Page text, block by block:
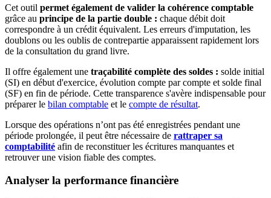
Cet outil permet également de valider la cohérence comptable
grâce au principe de la partie double : chaque débit doit
correspondre à un crédit équivalent. Les erreurs d'imputation, les
doublons ou les oublis de contrepartie apparaissent rapidement lors
de la consultation du grand livre.
Il offre également une traçabilité complète des soldes : solde initial
(SI) en début d'exercice, évolution compte par compte et solde final
(SF) en fin de période. Cette transparence s'avère indispensable pour
préparer le bilan comptable et le compte de résultat.
Lorsque des opérations n’ont pas été enregistrées pendant une
période prolongée, il peut être nécessaire de rattraper sa
comptabilité afin de reconstituer les écritures manquantes et
retrouver une vision fiable des comptes.
Analyser la performance financière